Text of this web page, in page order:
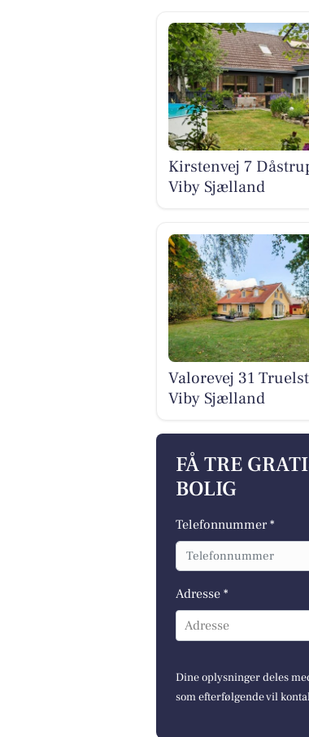
Kirstenvej 7
Viby Sjælland
Valorevej 31
Viby Sjælland
FÅ TRE
BOLIG
Telefonnummer *
Adresse *
Adresse
Dine oplysninger deles
som efterfølgende vil